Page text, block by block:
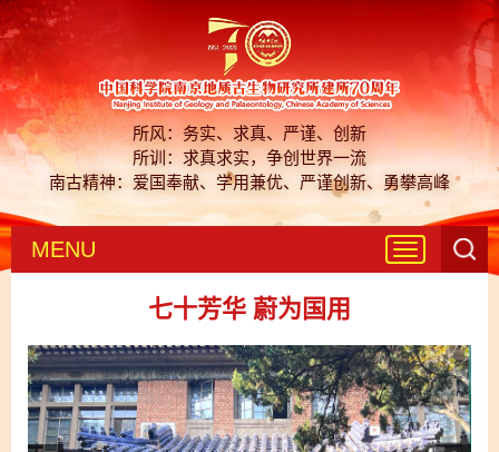
所风：务实、求真、严谨、创新
所训：求真求实，争创世界一流
南古精神：爱国奉献、学用兼优、严谨创新、勇攀高峰
MENU
Toggle
navigation
七十芳华 蔚为国用